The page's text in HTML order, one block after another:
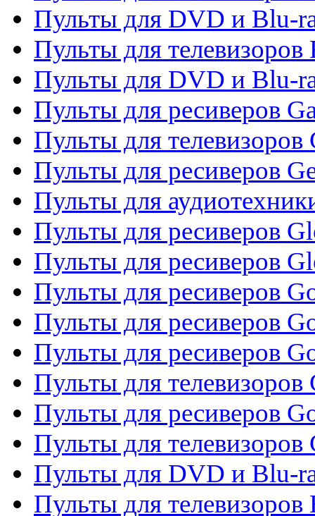
Пульты для DVD и Blu-
Пульты для телевизоров
Пульты для DVD и Blu-
Пульты для ресиверов
Пульты для телевизоров
Пульты для ресиверов
Пульты для
Пульты для ресиверов
Пульты для ресиверов
Пульты для ресиверов
Пульты для ресиверов
Пульты для ресиверов
Пульты для телевизоров
Пульты для ресиверов
Пульты для телевизоров
Пульты для DVD и Blu-
Пульты для телевизоров